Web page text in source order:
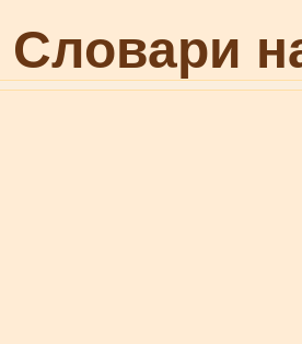
Словари